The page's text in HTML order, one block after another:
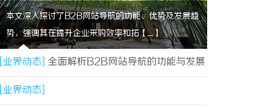
本文深入探讨了B2B网站导航的功能、优势及发展趋
势，强调其在提升企业采购效率和拓【....】
[业界动态] 全面解析B2B网站导航的功能与发展
趋势
[业界动态]